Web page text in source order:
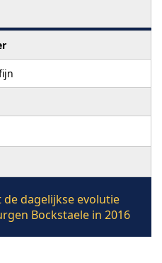
dagelijkse evolutie
Bockstaele in 2016